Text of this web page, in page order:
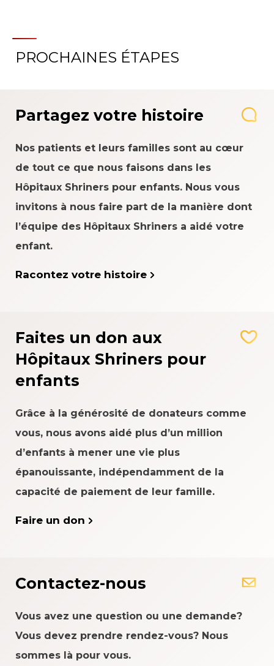
PROCHAINES ÉTAPES
Partagez votre histoire
Nos patients et leurs familles sont au cœur
de tout ce que nous faisons dans les
Hôpitaux Shriners pour enfants. Nous vous
invitons à nous faire part de la manière dont
l’équipe des Hôpitaux Shriners a aidé votre
enfant.
Racontez votre histoire
Faites un don aux
Hôpitaux Shriners pour
enfants
Grâce à la générosité de donateurs comme
vous, nous avons aidé plus d’un million
d’enfants à mener une vie plus
épanouissante, indépendamment de la
capacité de paiement de leur famille.
Faire un don
Contactez-nous
Vous avez une question ou une demande?
Vous devez prendre rendez-vous? Nous
sommes là pour vous.